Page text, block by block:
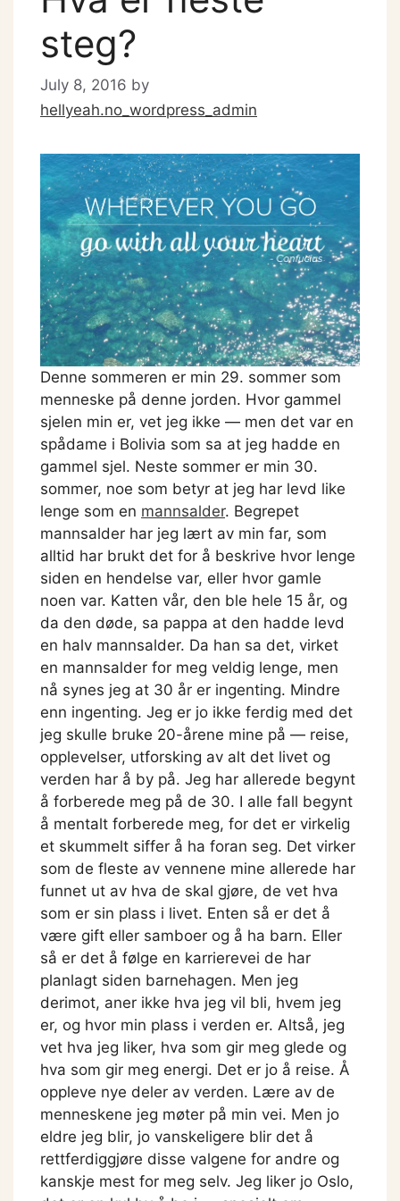
steg?
July 8, 2016 by
hellyeah.no_wordpress_admin
Denne sommeren er min 29. sommer som
menneske på denne jorden. Hvor gammel
sjelen min er, vet jeg ikke — men det var en
spådame i Bolivia som sa at jeg hadde en
gammel sjel. Neste sommer er min 30.
sommer, noe som betyr at jeg har levd like
lenge som en mannsalder. Begrepet
mannsalder har jeg lært av min far, som
alltid har brukt det for å beskrive hvor lenge
siden en hendelse var, eller hvor gamle
noen var. Katten vår, den ble hele 15 år, og
da den døde, sa pappa at den hadde levd
en halv mannsalder. Da han sa det, virket
en mannsalder for meg veldig lenge, men
nå synes jeg at 30 år er ingenting. Mindre
enn ingenting. Jeg er jo ikke ferdig med det
jeg skulle bruke 20-årene mine på — reise,
opplevelser, utforsking av alt det livet og
verden har å by på. Jeg har allerede begynt
å forberede meg på de 30. I alle fall begynt
å mentalt forberede meg, for det er virkelig
et skummelt siffer å ha foran seg. Det virker
som de fleste av vennene mine allerede har
funnet ut av hva de skal gjøre, de vet hva
som er sin plass i livet. Enten så er det å
være gift eller samboer og å ha barn. Eller
så er det å følge en karrierevei de har
planlagt siden barnehagen. Men jeg
derimot, aner ikke hva jeg vil bli, hvem jeg
er, og hvor min plass i verden er. Altså, jeg
vet hva jeg liker, hva som gir meg glede og
hva som gir meg energi. Det er jo å reise. Å
oppleve nye deler av verden. Lære av de
menneskene jeg møter på min vei. Men jo
eldre jeg blir, jo vanskeligere blir det å
rettferdiggjøre disse valgene for andre og
kanskje mest for meg selv. Jeg liker jo Oslo,